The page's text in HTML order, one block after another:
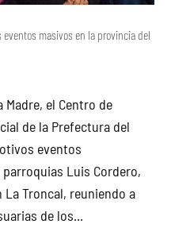
eventos masivos en la provincia del
Madre, el Centro de
de la Prefectura del
eventos
Luis Cordero,
Troncal, reuniendo a
de los...